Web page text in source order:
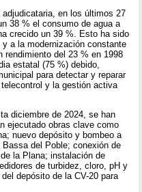
en los últimos 27
38 % el consumo de agua a
crecido un 39 %. Esto ha sido
a la modernización constante
rendimiento del 23 % en 1998
estatal (75 %) debido,
para detectar y reparar
y la gestión activa
diciembre de 2024, se han
ejecutado obras clave como
nuevo depósito y bombeo a
del Poble; conexión de
la Plana; instalación de
de turbidez, cloro, pH y
depósito de la CV-20 para